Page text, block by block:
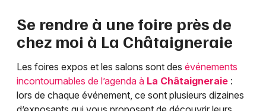
Se rendre à une foire près de
chez moi à La Châtaigneraie
Les foires expos et les salons sont des événements
incontournables de l’agenda à La Châtaigneraie :
lors de chaque événement, ce sont plusieurs dizaines